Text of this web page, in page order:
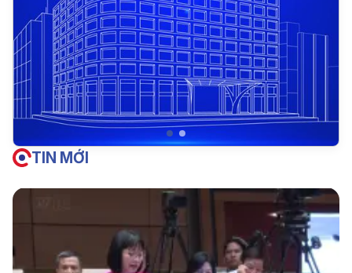
TIN MỚI